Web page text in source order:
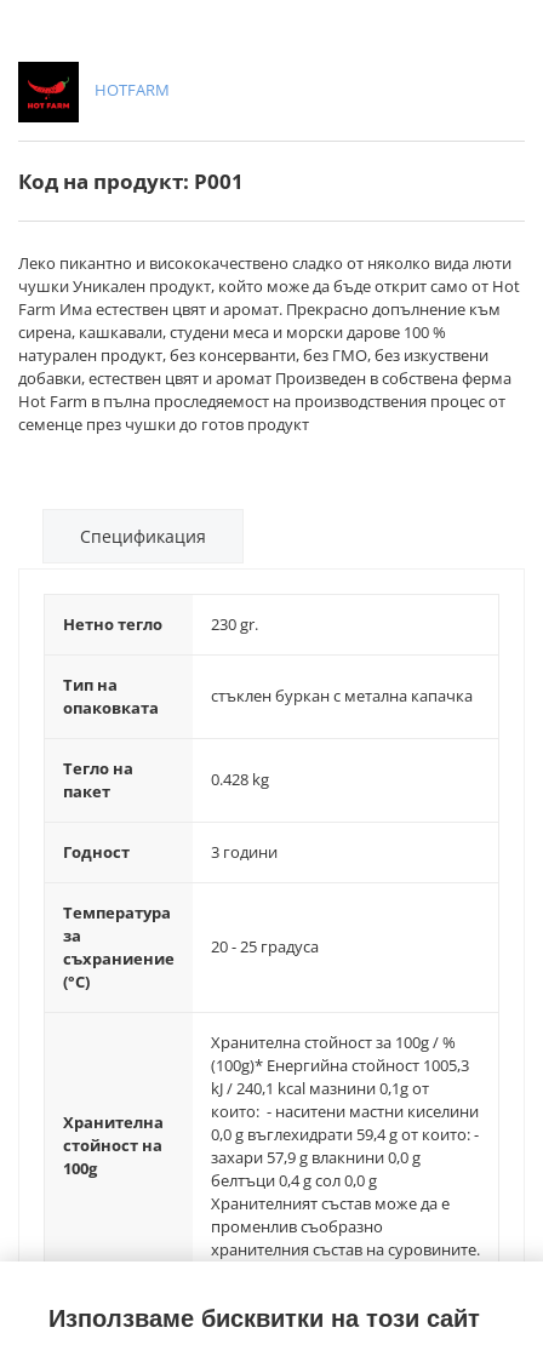
HOTFARM
Код на продукт: P001
Леко пикантно и висококачествено сладко от няколко вида люти
чушки Уникален продукт, който може да бъде открит само от Hot
Farm Има естествен цвят и аромат. Прекрасно допълнение към
сирена, кашкавали, студени меса и морски дарове 100 %
натурален продукт, без консерванти, без ГМО, без изкуствени
добавки, естествен цвят и аромат Произведен в собствена ферма
Hot Farm в пълна проследяемост на производствения процес от
семенце през чушки до готов продукт
Спецификация
Нетно тегло 230 gr.
Тип на
опаковката
стъклен буркан с метална капачка
Тегло на
пакет
0.428 kg
Годност 3 години
Температура
за
съхраниение
(°C)
20 - 25 градуса
Хранителна
стойност на
100g
Хранителна стойност за 100g / %
(100g)* Енергийна стойност 1005,3
kJ / 240,1 kcal мазнини 0,1g от
които: - наситени мастни киселини
0,0 g въглехидрати 59,4 g от които: -
захари 57,9 g влакнини 0,0 g
белтъци 0,4 g сол 0,0 g
Хранителният състав може да е
променлив съобразно
хранителния състав на суровините.
Използваме бисквитки на този сайт